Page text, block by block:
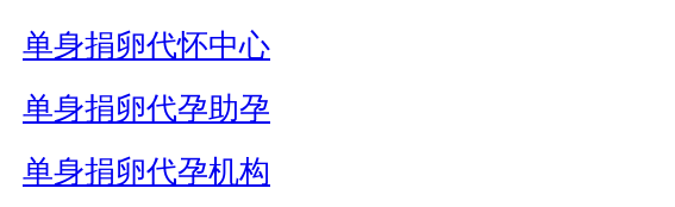
单身捐卵代怀中心
单身捐卵代孕助孕
单身捐卵代孕机构